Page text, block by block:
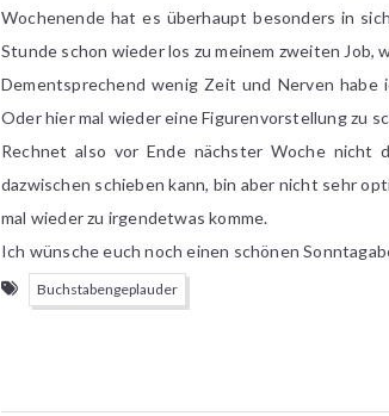
Wochenende hat es überhaupt besonders in
Stunde schon wieder los zu meinem zweiten Job,
Dementsprechend wenig Zeit und Nerven habe
Oder hier mal wieder eine Figurenvorstellung zu
Rechnet also vor Ende nächster Woche nicht
dazwischen schieben kann, bin aber nicht sehr
mal wieder zu irgendetwas komme.
Ich wünsche euch noch einen schönen
Buchstabengeplauder